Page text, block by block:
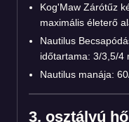
Kog'Maw Zárótűz
maximális életerő
Nautilus
időtartama: 3/3,5/
Nautilus manája:
3. osztályú